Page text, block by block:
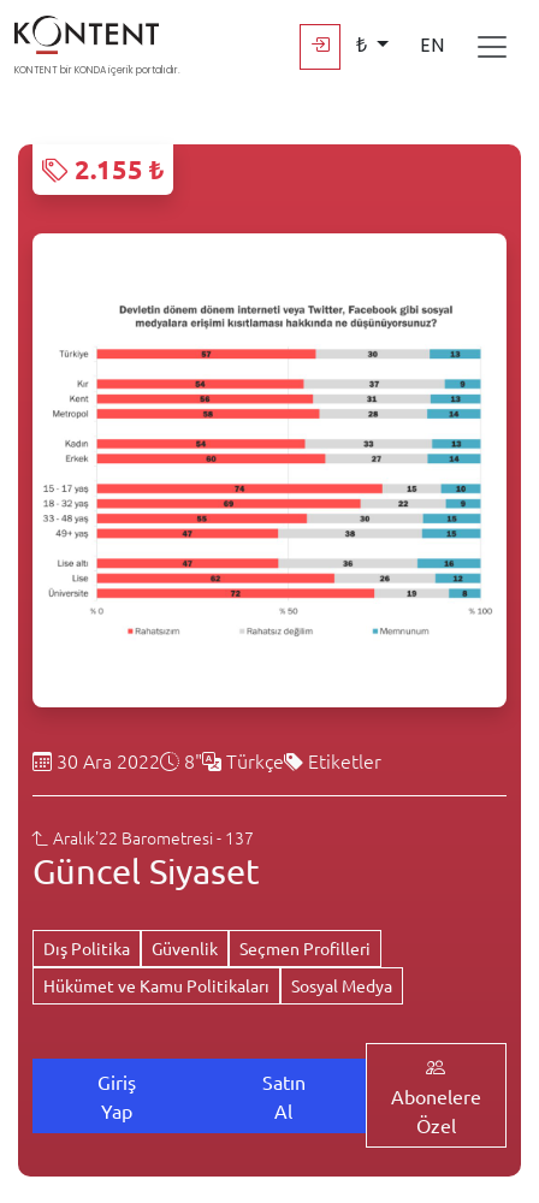
KONTENT bir KONDA içerik portalıdır.
₺ EN
2.155 ₺
30 Ara 2022 8" Türkçe Etiketler
Aralık'22 Barometresi - 137
Güncel Siyaset
Dış Politika Güvenlik
Seçmen Profilleri
Hükümet ve Kamu Politikaları
Sosyal Medya
Giriş
Yap
Satın
Al
Abonelere
Özel